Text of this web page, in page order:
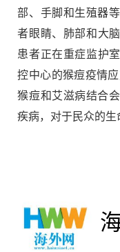
部、手脚和生殖器
者眼睛、肺部和大
患者正在重症监护
控中心的猴痘疫情
猴痘和艾滋病结合
疾病，对于民众的生